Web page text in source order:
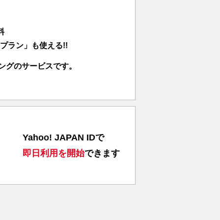
のサービスです。
Yahoo! JAPAN IDで
即日利用を開始できます